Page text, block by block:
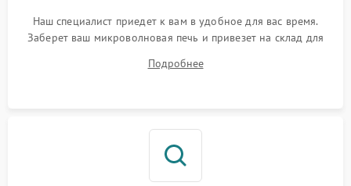
Наш специалист приедет к вам в удобное для вас время.
Заберет ваш микроволновая печь и привезет на склад для
Подробнее